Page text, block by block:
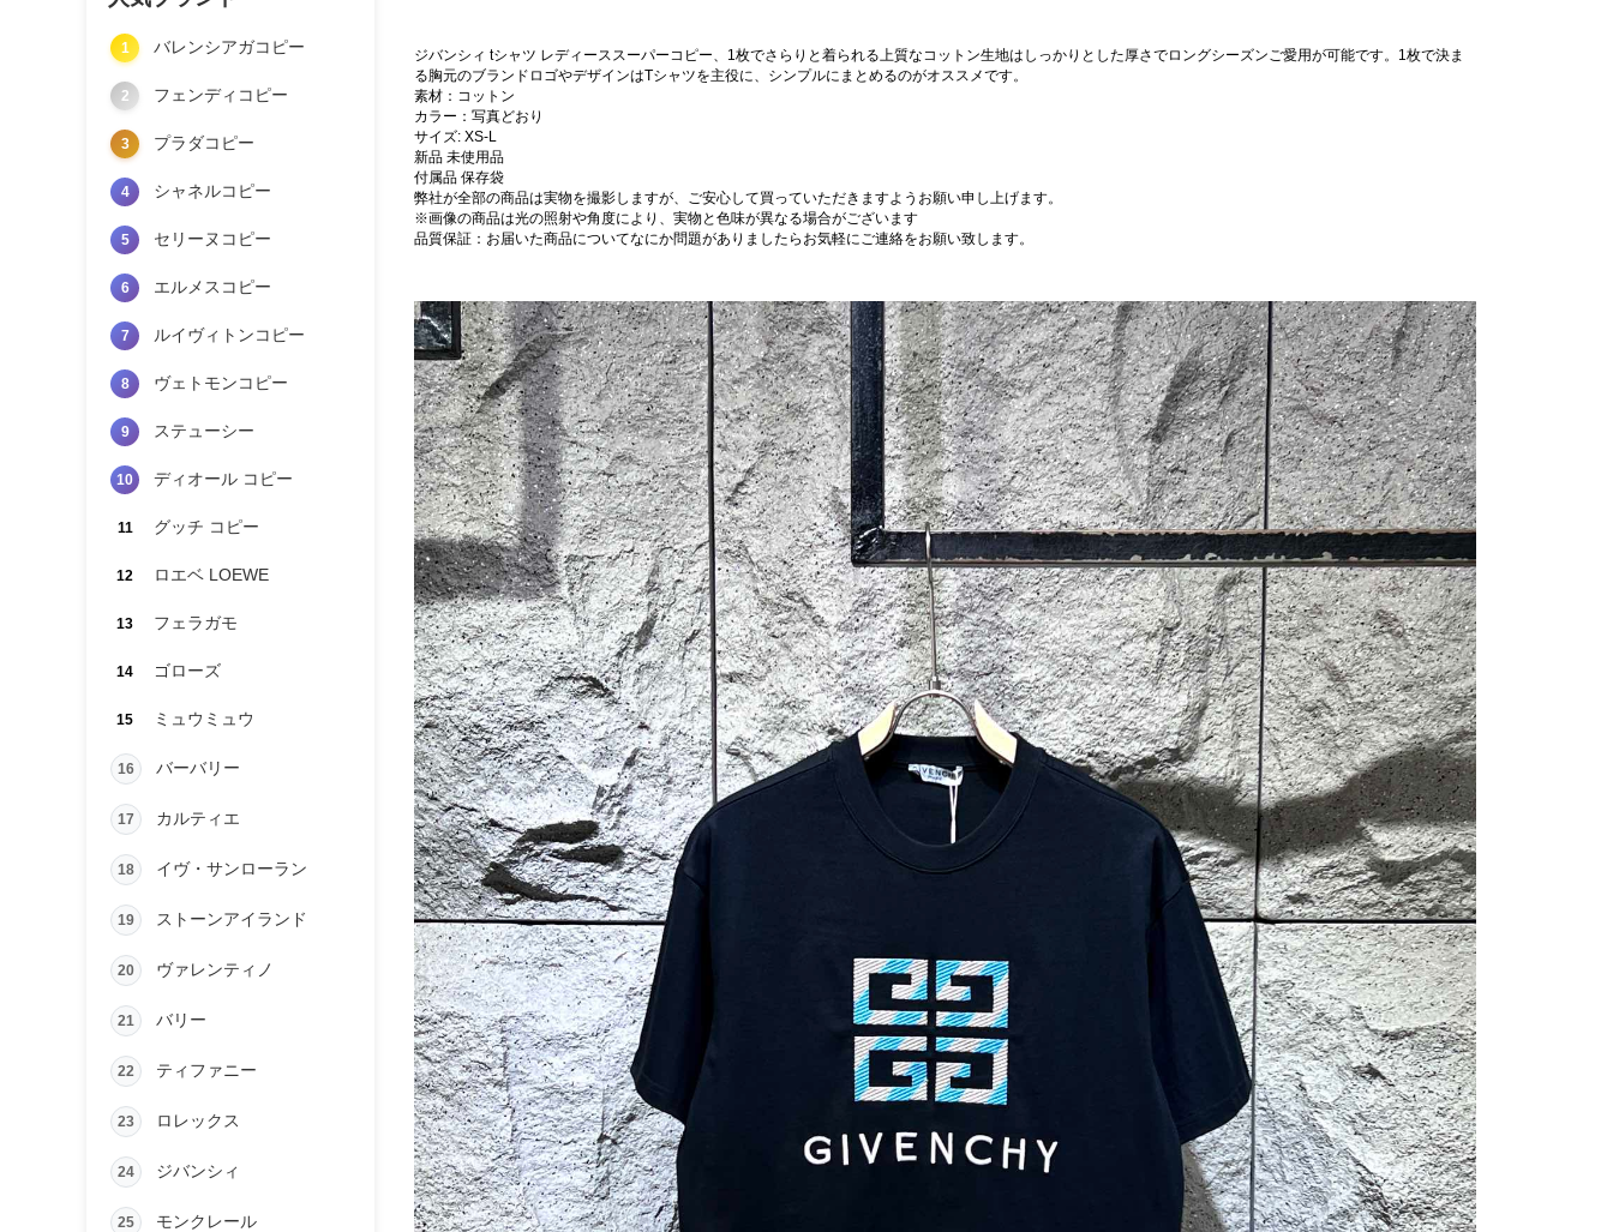
1 バレンシアガコピー
2 フェンディコピー
3 プラダコピー
4 シャネルコピー
5 セリーヌコピー
6 エルメスコピー
7 ルイヴィトンコピー
8 ヴェトモンコピー
9 ステューシー
10 ディオール コピー
11 グッチ コピー
12 ロエベ LOEWE
13 フェラガモ
14 ゴローズ
15 ミュウミュウ
16 バーバリー
17 カルティエ
18 イヴ・サンローラン
19 ストーンアイランド
20 ヴァレンティノ
21 バリー
22 ティファニー
23 ロレックス
24 ジバンシィ
25 モンクレール
ジバンシィ tシャツ レディーススーパーコピー、1枚でさらりと着られる上質なコットン生地はしっかりとした厚さでロングシーズンご愛用が可能です。1枚で決ま
る胸元のブランドロゴやデザインはTシャツを主役に、シンプルにまとめるのがオススメです。
素材：コットン
カラー：写真どおり
サイズ: XS-L
新品 未使用品
付属品 保存袋
弊社が全部の商品は実物を撮影しますが、ご安心して買っていただきますようお願い申し上げます。
※画像の商品は光の照射や角度により、実物と色味が異なる場合がございます
品質保証：お届いた商品についてなにか問題がありましたらお気軽にご連絡をお願い致します。